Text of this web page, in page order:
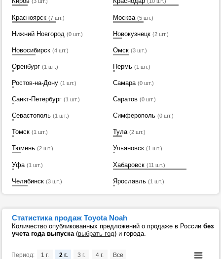
(3 шт.) (10 шт.)
Красноярск (7 шт.) Москва (5 шт.)
Нижний Новгород (0 шт.) Новокузнецк (2 шт.)
Новосибирск (4 шт.) Омск (3 шт.)
Оренбург (1 шт.) Пермь (1 шт.)
Ростов-на-Дону (1 шт.) Самара (0 шт.)
Санкт-Петербург (1 шт.) Саратов (0 шт.)
Севастополь (1 шт.) Симферополь (0 шт.)
Томск (1 шт.) Тула (2 шт.)
Тюмень (2 шт.) Ульяновск (1 шт.)
Уфа (1 шт.) Хабаровск (11 шт.)
Челябинск (3 шт.) Ярославль (1 шт.)
Статистика продаж Toyota Noah
Количество опубликованных предложений о продаже в России без
учета года выпуска(выбрать год) и города.
Период: 1 г. 2 г. 3 г. 4 г. Все